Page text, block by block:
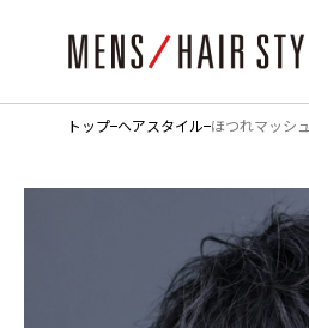
トップ ヘアスタイル ほつれマッシュ